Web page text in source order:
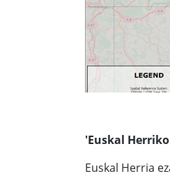
'Euskal
Euskal Herria